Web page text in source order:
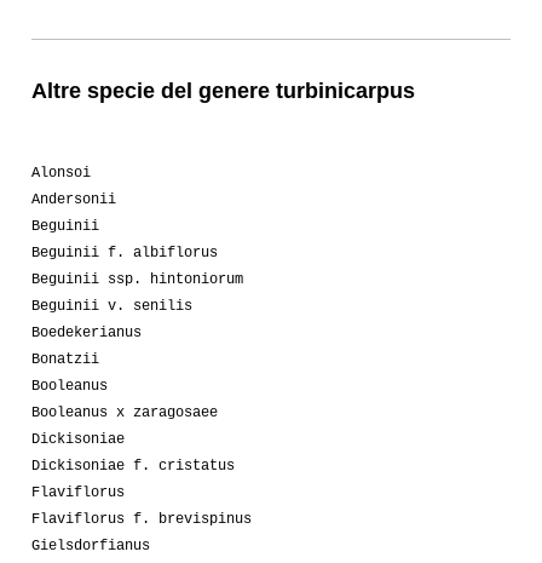
Altre specie del genere turbinicarpus
Alonsoi
Andersonii
Beguinii
Beguinii f. albiflorus
Beguinii ssp. hintoniorum
Beguinii v. senilis
Boedekerianus
Bonatzii
Booleanus
Booleanus x zaragosaee
Dickisoniae
Dickisoniae f. cristatus
Flaviflorus
Flaviflorus f. brevispinus
Gielsdorfianus